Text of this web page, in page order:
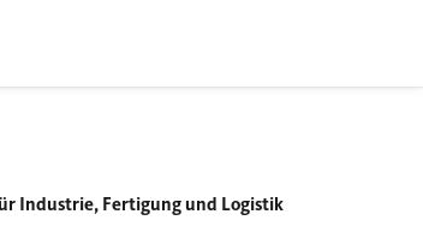
Industrie, Fertigung und Logistik